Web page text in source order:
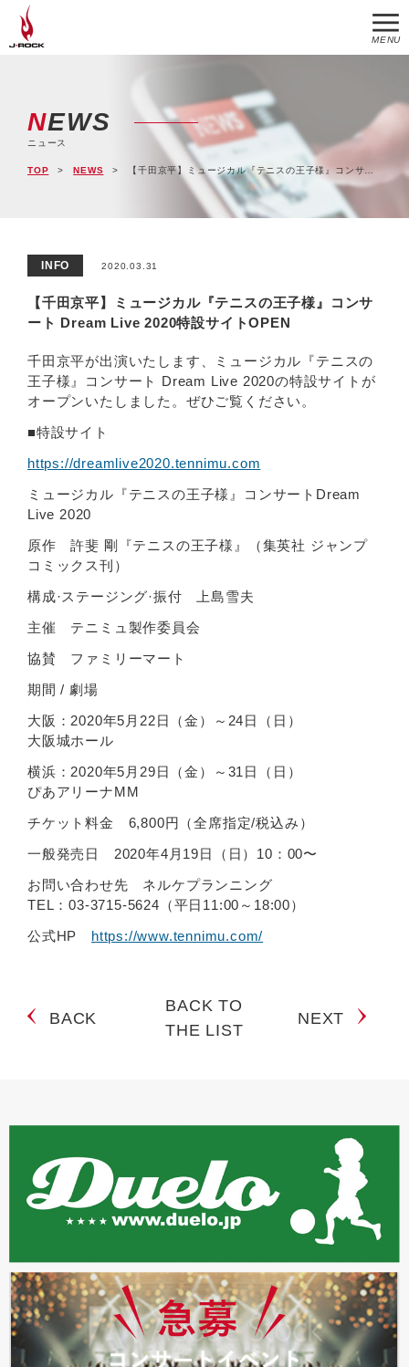
MENU
NEWS
ニュース
TOP NEWS 【千田京平】ミュージカル『テニスの王子様』コンサート Dream Live 2020特設サイトOPEN
INFO 2020.03.31
【千田京平】ミュージカル『テニスの王子様』コンサ
ート Dream Live 2020特設サイトOPEN
千田京平が出演いたします、ミュージカル『テニスの
王子様』コンサート Dream Live 2020の特設サイトが
オープンいたしました。ぜひご覧ください。
■特設サイト
https://dreamlive2020.tennimu.com
ミュージカル『テニスの王子様』コンサートDream
Live 2020
原作 許斐 剛『テニスの王子様』（集英社 ジャンプ
コミックス刊）
構成·ステージング·振付 上島雪夫
主催 テニミュ製作委員会
協賛 ファミリーマート
期間 / 劇場
大阪：2020年5月22日（金）～24日（日）
大阪城ホール
横浜：2020年5月29日（金）～31日（日）
ぴあアリーナMM
チケット料金 6,800円（全席指定/税込み）
一般発売日 2020年4月19日（日）10：00〜
お問い合わせ先 ネルケプランニング
TEL：03-3715-5624（平日11:00～18:00）
公式HP https://www.tennimu.com/
BACK
BACK TO
THE LIST
NEXT